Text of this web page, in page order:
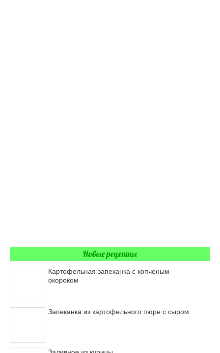
Новые рецепты
Картофельная запеканка с копченым
окороком
Запеканка из картофельного пюре с сыром